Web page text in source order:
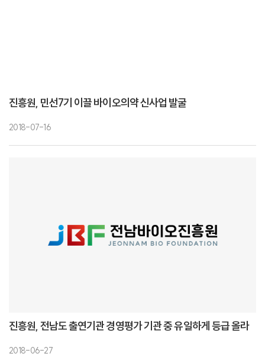
진흥원, 민선7기 이끌 바이오의약 신사업 발굴
2018-07-16
진흥원, 전남도 출연기관 경영평가 기관 중 유일하게 등급 올라
2018-06-27